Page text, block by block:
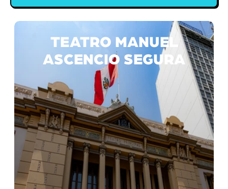
TEATRO MANUEL
ASCENCIO SEGURA